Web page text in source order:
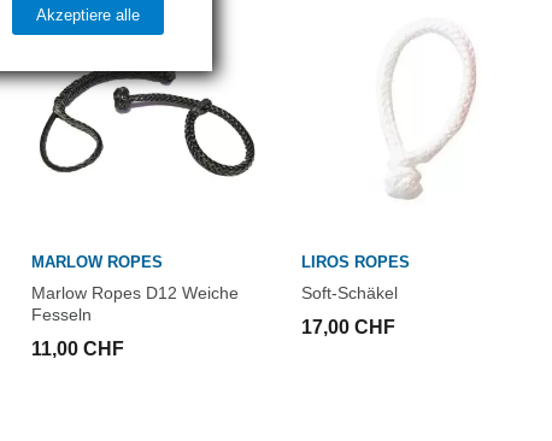
MARLOW ROPES
Marlow Ropes D12 Weiche
Fesseln
11,00 CHF
LIROS ROPES
Soft-Schäkel
17,00 CHF
Akzeptiere alle